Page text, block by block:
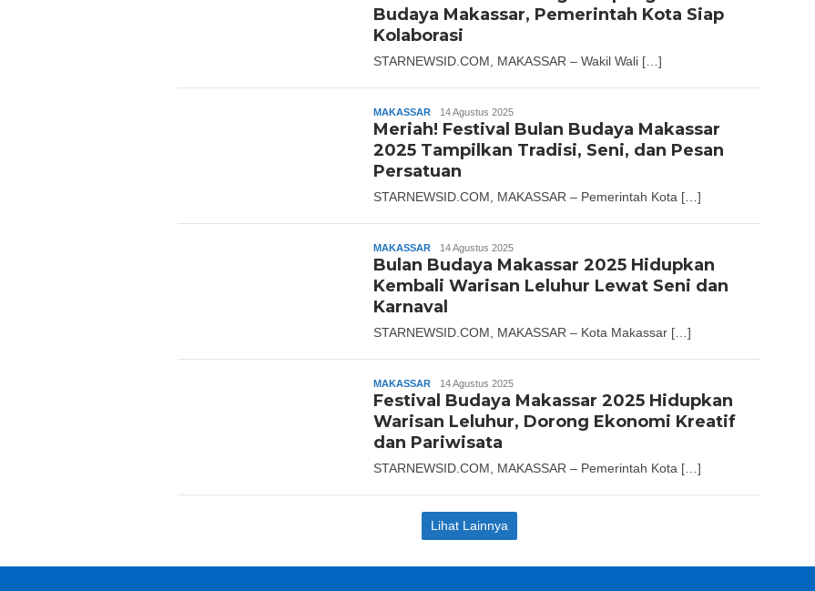
Budaya Makassar, Pemerintah Kota Siap
Kolaborasi
STARNEWSID.COM, MAKASSAR – Wakil Wali […]
MAKASSAR Andika
14 Agustus 2025
Meriah! Festival Bulan Budaya Makassar
2025 Tampilkan Tradisi, Seni, dan Pesan
Persatuan
STARNEWSID.COM, MAKASSAR – Pemerintah Kota […]
MAKASSAR Andika
14 Agustus 2025
Bulan Budaya Makassar 2025 Hidupkan
Kembali Warisan Leluhur Lewat Seni dan
Karnaval
STARNEWSID.COM, MAKASSAR – Kota Makassar […]
MAKASSAR Andika
14 Agustus 2025
Festival Budaya Makassar 2025 Hidupkan
Warisan Leluhur, Dorong Ekonomi Kreatif
dan Pariwisata
STARNEWSID.COM, MAKASSAR – Pemerintah Kota […]
Lihat Lainnya